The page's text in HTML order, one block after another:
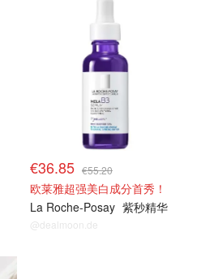
€36.85 €55.20
欧莱雅超强美白成分首秀！
La Roche-Posay 紫秒精华
@dealmoon.de